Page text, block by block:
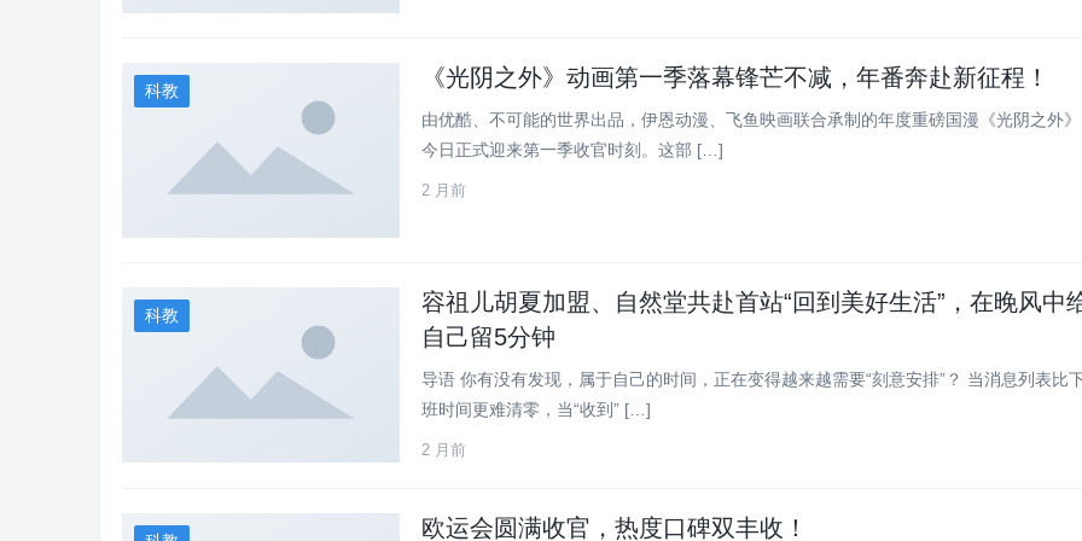
科教 《光阴之外》动画第一季落幕锋芒不减，年番奔赴新征程！
由优酷、不可能的世界出品，伊恩动漫、飞鱼映画联合承制的年度重磅国漫《光阴之外》
今日正式迎来第一季收官时刻。这部 […]
2 月前
科教
容祖儿胡夏加盟、自然堂共赴首站“回到美好生活”，在晚风中
自己留5分钟
导语 你有没有发现，属于自己的时间，正在变得越来越需要“刻意安排”？ 当消息列表比
班时间更难清零，当“收到” […]
2 月前
欧运会圆满收官，热度口碑双丰收！